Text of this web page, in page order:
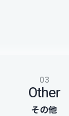
03
Other
その他